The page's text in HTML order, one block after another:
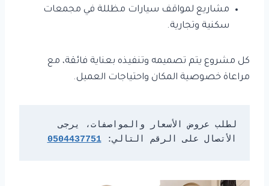
مشاريع لمواقف سيارات مظللة في مجمعات
سكنية وتجارية.
كل مشروع يتم تصميمه وتنفيذه بعناية فائقة، مع
مراعاة خصوصية المكان واحتياجات العميل.
لطلب عروض الأسعار والمواصفات، يرجى
الأتصال على الرقم التالي: 0504437751